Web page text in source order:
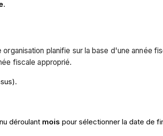
.
planifie sur la base d'une année
fiscale approprié.
déroulant mois pour sélectionner la date de